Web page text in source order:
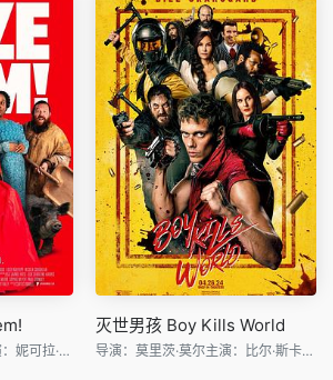
导演：柯蒂斯·沃威尔主演：妮可拉·考夫兰/保罗·凯耶/詹姆
灭世男孩 Boy Kills World
导演：莫里茨·莫尔主演：比尔·斯卡斯加德/杰西卡·罗德/米